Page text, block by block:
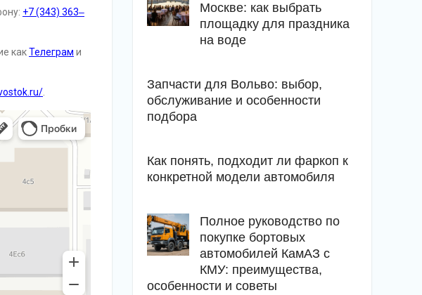
+7 (343) 363‒
какТелеграм и
.
Москве: как выбрать
площадку для праздника
на воде
Запчасти для Вольво: выбор,
обслуживание и особенности
подбора
Как понять, подходит ли фаркоп к
конкретной модели автомобиля
Полное руководство по
покупке бортовых
автомобилей КамАЗ с
КМУ: преимущества,
особенности и советы